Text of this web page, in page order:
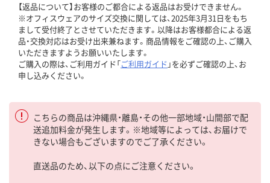
【返品について】お客様のご都合による返品はお受けできません。
※オフィスウェアのサイズ交換に関しては、2025年3月31日をもち
まして受付終了とさせていただきます。以降はお客様都合による返
品・交換対応はお受け出来兼ねます。商品情報をご確認の上、ご購入
いただきますようお願いいたします。
ご購入の際は、ご利用ガイド「ご利用ガイド 」を必ずご確認の上、お
申し込みください。
こちらの商品は沖縄県・離島・その他一部地域・山間部で配
送追加料金が発生します。※地域等によっては、お届けで
きない場合もございますのでご了承ください。
直送品のため、以下の点にご注意ください。